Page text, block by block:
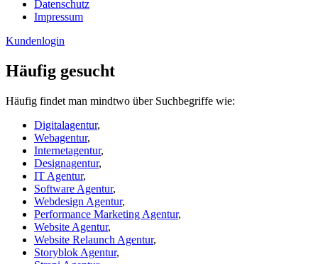
Datenschutz
Impressum
Kundenlogin
Häufig gesucht
Häufig findet man mindtwo über Suchbegriffe wie:
Digitalagentur,
Webagentur,
Internetagentur,
Designagentur,
IT Agentur,
Software Agentur,
Webdesign Agentur,
Performance Marketing Agentur,
Website Agentur,
Website Relaunch Agentur,
Storyblok Agentur,